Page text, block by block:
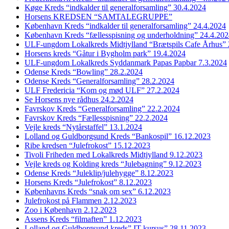
Køge Kreds “indkalder til generalforsamling” 30.4.2024
Horsens KREDSEN “SAMTALEGRUPPE”
København Kreds “indkalder til generalforsamling” 24.4.2024
København Kreds “fællesspisning og underholdning”
ULF-ungdom Lokalkreds Midtjylland “Brætspils Cafe Århus”
Horsens kreds “Gåtur i Bygholm park” 19.4.2024
ULF-ungdom Lokalkreds Syddanmark Papas Papbar 7.3.2024
Odense Kreds “Bowling” 28.2.2024
Odense Kreds “Generalforsamling” 28.2.2024
ULF Fredericia “Kom og mød ULF” 27.2.2024
Se Horsens nye rådhus 24.2.2024
Favrskov Kreds “Generalforsamling” 22.2.2024
Favrskov Kreds “Fællesspisning” 22.2.2024
Vejle kreds “Nytårstaffel” 13.1.2024
Lolland og Guldborgsund Kreds “Bankospil” 16.12.2023
Ribe kredsen “Julefrokost” 15.12.2023
Tivoli Friheden med Lokalkreds Midtjylland 9.12.2023
Vejle kreds og Kolding kreds “Julebagning” 9.12.2023
Odense Kreds “Juleklip/julehygge” 8.12.2023
Horsens Kreds “Julefrokost” 8.12.2023
Københavns Kreds “snak om sex” 6.12.2023
Julefrokost på Flammen 2.12.2023
Zoo i København 2.12.2023
Assens Kreds “filmaften” 1.12.2023